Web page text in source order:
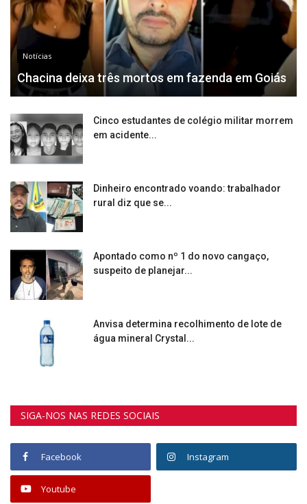
Notícias
Chacina deixa três mortos em fazenda em Goiás
Cinco estudantes de colégio militar morrem
em acidente...
Dinheiro encontrado voando: trabalhador
rural diz que se...
Apontado como nº 1 do novo cangaço,
suspeito de planejar...
Anvisa determina recolhimento de lote de
água mineral Crystal...
SIGA-NOS NAS REDES SOCIAIS
Facebook Instagram
Youtube